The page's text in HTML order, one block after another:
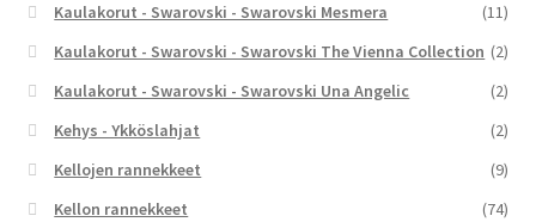
Kaulakorut - Swarovski - Swarovski Mesmera
(11)
Kaulakorut - Swarovski - Swarovski The Vienna Collection (2)
Kaulakorut - Swarovski - Swarovski Una Angelic
(2)
Kehys - Ykköslahjat
(2)
Kellojen rannekkeet
(9)
Kellon rannekkeet
(74)